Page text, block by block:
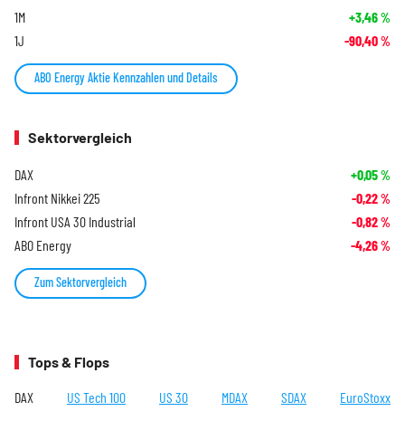
1M +3,46%
1J -90,40%
ABO Energy Aktie Kennzahlen und Details
Sektorvergleich
DAX +0,05%
Infront Nikkei 225 -0,22%
Infront USA 30 Industrial -0,82%
ABO Energy -4,26%
Zum Sektorvergleich
Tops & Flops
DAX US Tech 100 US 30 MDAX SDAX EuroStoxx